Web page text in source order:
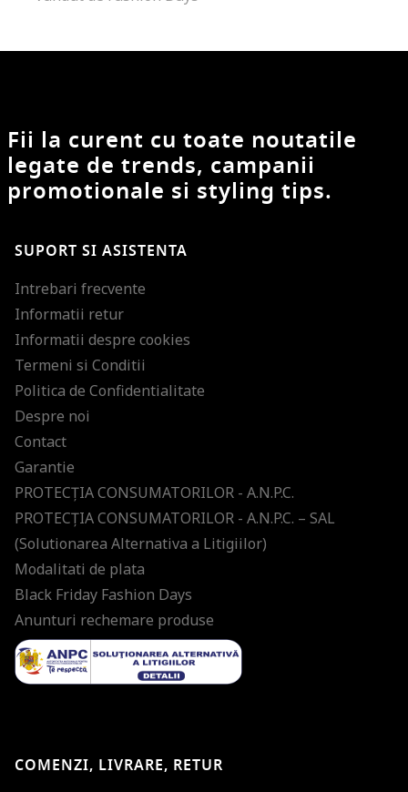
Fii la curent cu toate noutatile
legate de trends, campanii
promotionale si styling tips.
SUPORT SI ASISTENTA
Intrebari frecvente
Informatii retur
Informatii despre cookies
Termeni si Conditii
Politica de Confidentialitate
Despre noi
Contact
Garantie
PROTECŢIA CONSUMATORILOR - A.N.P.C.
PROTECŢIA CONSUMATORILOR - A.N.P.C. – SAL
(Solutionarea Alternativa a Litigiilor)
Modalitati de plata
Black Friday Fashion Days
Anunturi rechemare produse
COMENZI, LIVRARE, RETUR